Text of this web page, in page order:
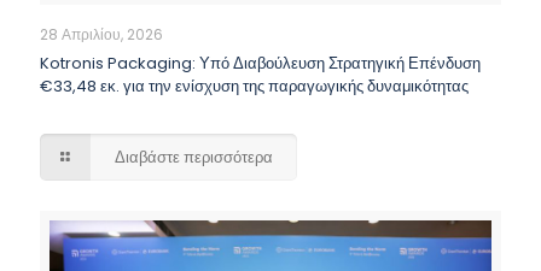
28 Απριλίου, 2026
Kotronis Packaging: Υπό Διαβούλευση Στρατηγική Επένδυση
€33,48 εκ. για την ενίσχυση της παραγωγικής δυναμικότητας
Διαβάστε περισσότερα